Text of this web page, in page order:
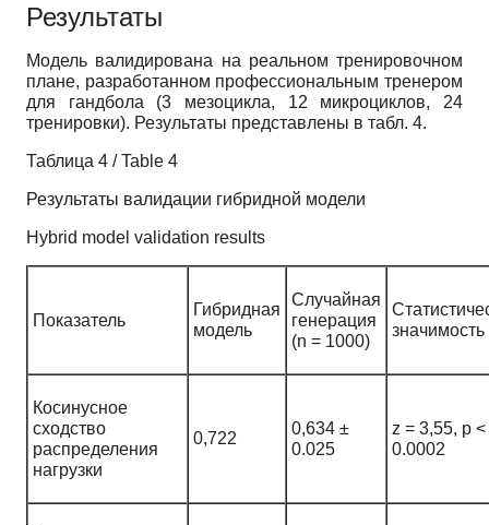
Результаты
Модель валидирована на реальном тренировочном
плане, разработанном профессиональным тренером
для гандбола (3 мезоцикла, 12 микроциклов, 24
тренировки). Результаты представлены в табл. 4.
Таблица 4 / Table 4
Результаты валидации гибридной модели
Hybrid model validation results
Показатель
Гибридная
модель
Случайная
генерация
(n = 1000)
значимость
Косинусное
сходство
распределения
нагрузки
0,722
0,634 ±
0.025
z = 3,55, p <
0.0002